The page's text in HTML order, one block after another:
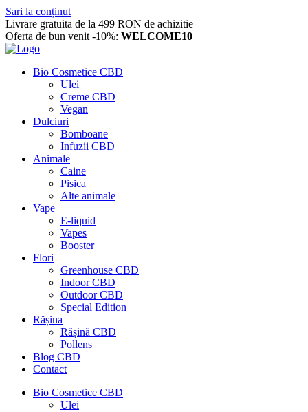
Sari la conținut
Livrare gratuita de la 499 RON de achizitie
Oferta de bun venit -10%: WELCOME10
Bio Cosmetice CBD
Ulei
Creme CBD
Vegan
Dulciuri
Bomboane
Infuzii CBD
Animale
Caine
Pisica
Alte animale
Vape
E-liquid
Vapes
Booster
Flori
Greenhouse CBD
Indoor CBD
Outdoor CBD
Special Edition
Rășina
Rășină CBD
Pollens
Blog CBD
Contact
Bio Cosmetice CBD
Ulei